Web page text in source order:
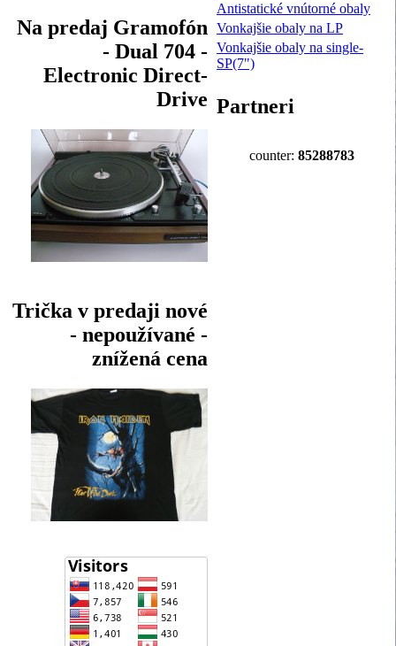
Na predaj Gramofón
- Dual 704 -
Electronic Direct-
Drive
Trička v predaji nové
- nepoužívané -
znížená cena
Antistatické vnútorné obaly
Vonkajšie obaly na LP
Vonkajšie obaly na single-
SP(7")
Partneri
counter: 85288783